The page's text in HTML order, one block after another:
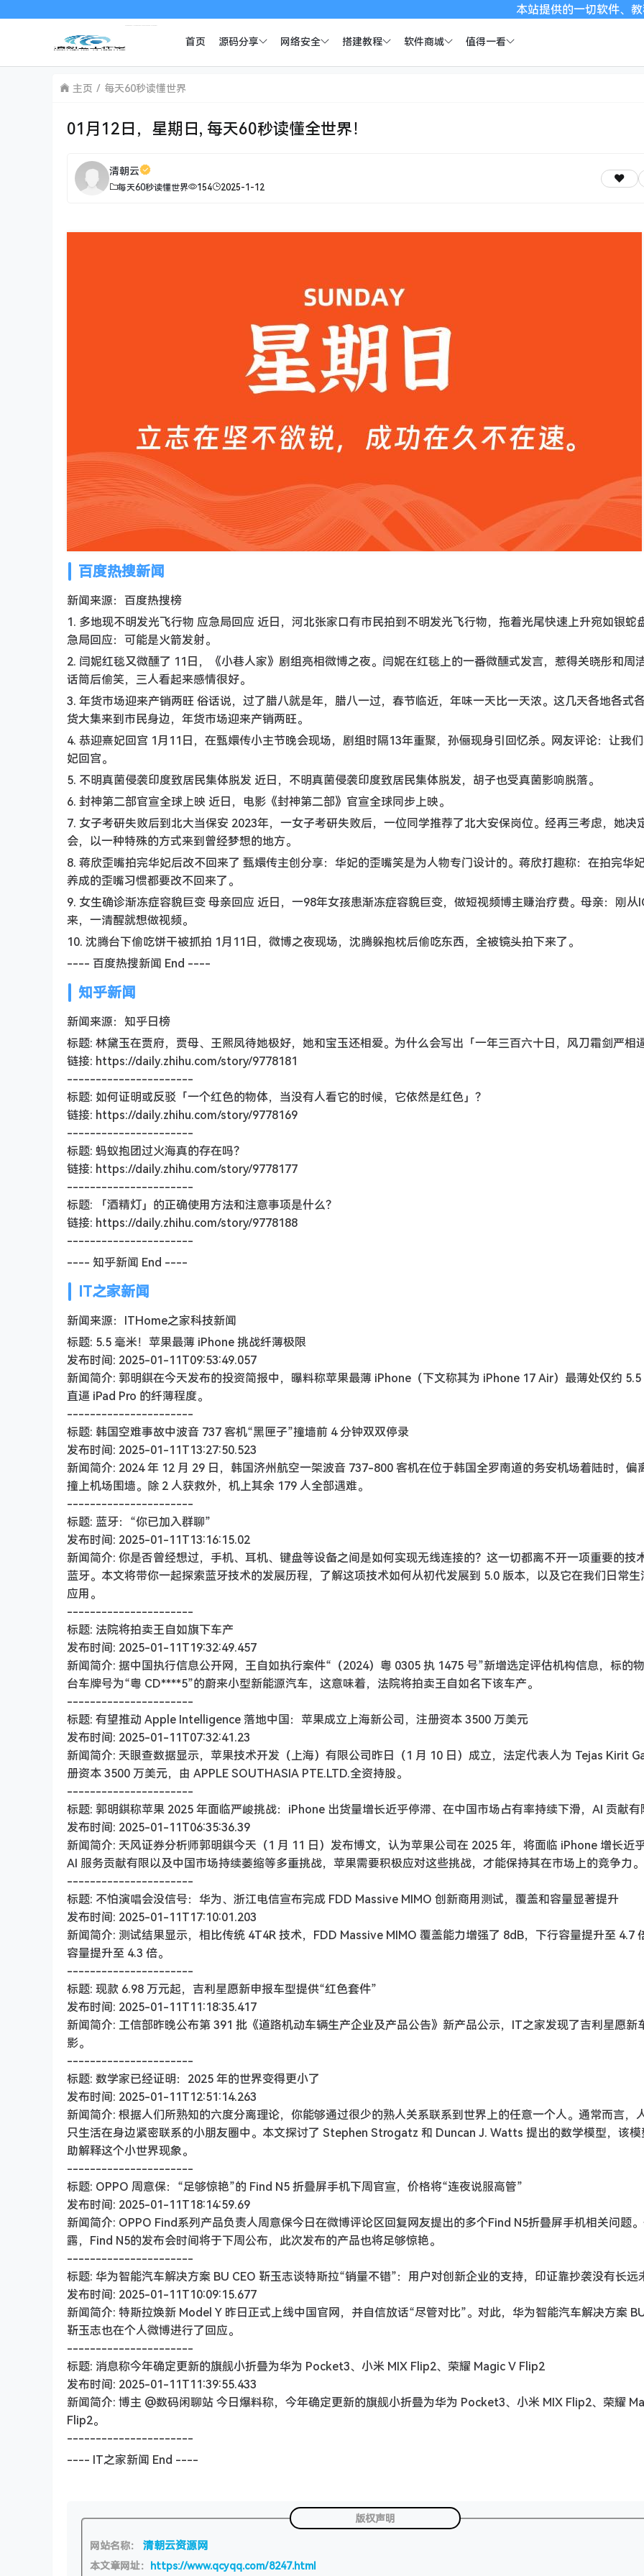
本站提供的一切软件、教程和内容信
首页 源码分享 网络安全 搭建教程 软件商城 值得一看
主页 每天60秒读懂世界
01月12日，星期日, 每天60秒读懂全世界！
清朝云
每天60秒读懂世界 154 2025-1-12
百度热搜新闻
新闻来源：百度热搜榜
1. 多地现不明发光飞行物 应急局回应 近日，河北张家口有市民拍到不明发光飞行物，拖着光尾快速上升宛如银蛇
急局回应：可能是火箭发射。
2. 闫妮红毯又微醺了 11日，《小巷人家》剧组亮相微博之夜。闫妮在红毯上的一番微醺式发言，惹得关晓彤和周
话筒后偷笑，三人看起来感情很好。
3. 年货市场迎来产销两旺 俗话说，过了腊八就是年，腊八一过，春节临近，年味一天比一天浓。这几天各地各式
货大集来到市民身边，年货市场迎来产销两旺。
4. 恭迎熹妃回宫 1月11日，在甄嬛传小主节晚会现场，剧组时隔13年重聚，孙俪现身引回忆杀。网友评论：让我
妃回宫。
5. 不明真菌侵袭印度致居民集体脱发 近日，不明真菌侵袭印度致居民集体脱发，胡子也受真菌影响脱落。
6. 封神第二部官宣全球上映 近日，电影《封神第二部》官宣全球同步上映。
7. 女子考研失败后到北大当保安 2023年，一女子考研失败后，一位同学推荐了北大安保岗位。经再三考虑，她决
会，以一种特殊的方式来到曾经梦想的地方。
8. 蒋欣歪嘴拍完华妃后改不回来了 甄嬛传主创分享：华妃的歪嘴笑是为人物专门设计的。蒋欣打趣称：在拍完华
养成的歪嘴习惯都要改不回来了。
9. 女生确诊渐冻症容貌巨变 母亲回应 近日，一98年女孩患渐冻症容貌巨变，做短视频博主赚治疗费。母亲：刚从
来，一清醒就想做视频。
10. 沈腾台下偷吃饼干被抓拍 1月11日，微博之夜现场，沈腾躲抱枕后偷吃东西，全被镜头拍下来了。
---- 百度热搜新闻 End ----
知乎新闻
新闻来源：知乎日榜
标题: 林黛玉在贾府，贾母、王熙凤待她极好，她和宝玉还相爱。为什么会写出「一年三百六十日，风刀霜剑严相
链接: https://daily.zhihu.com/story/9778181
----------------------
标题: 如何证明或反驳「一个红色的物体，当没有人看它的时候，它依然是红色」？
链接: https://daily.zhihu.com/story/9778169
----------------------
标题: 蚂蚁抱团过火海真的存在吗？
链接: https://daily.zhihu.com/story/9778177
----------------------
标题: 「酒精灯」的正确使用方法和注意事项是什么？
链接: https://daily.zhihu.com/story/9778188
----------------------
---- 知乎新闻 End ----
IT之家新闻
新闻来源：ITHome之家科技新闻
标题: 5.5 毫米！苹果最薄 iPhone 挑战纤薄极限
发布时间: 2025-01-11T09:53:49.057
新闻简介: 郭明錤在今天发布的投资简报中，曝料称苹果最薄 iPhone（下文称其为 iPhone 17 Air）最薄处仅约
直逼 iPad Pro 的纤薄程度。
----------------------
标题: 韩国空难事故中波音 737 客机“黑匣子”撞墙前 4 分钟双双停录
发布时间: 2025-01-11T13:27:50.523
新闻简介: 2024 年 12 月 29 日，韩国济州航空一架波音 737-800 客机在位于韩国全罗南道的务安机场着陆时，偏
撞上机场围墙。除 2 人获救外，机上其余 179 人全部遇难。
----------------------
标题: 蓝牙：“你已加入群聊”
发布时间: 2025-01-11T13:16:15.02
新闻简介: 你是否曾经想过，手机、耳机、键盘等设备之间是如何实现无线连接的？这一切都离不开一项重要的
蓝牙。本文将带你一起探索蓝牙技术的发展历程，了解这项技术如何从初代发展到 5.0 版本，以及它在我们日常生
应用。
----------------------
标题: 法院将拍卖王自如旗下车产
发布时间: 2025-01-11T19:32:49.457
新闻简介: 据中国执行信息公开网，王自如执行案件“（2024）粤 0305 执 1475 号”新增选定评估机构信息，标的
台车牌号为“粤 CD****5”的蔚来小型新能源汽车，这意味着，法院将拍卖王自如名下该车产。
----------------------
标题: 有望推动 Apple Intelligence 落地中国：苹果成立上海新公司，注册资本 3500 万美元
发布时间: 2025-01-11T07:32:41.23
新闻简介: 天眼查数据显示，苹果技术开发（上海）有限公司昨日（1 月 10 日）成立，法定代表人为 Tejas Kirit
册资本 3500 万美元，由 APPLE SOUTHASIA PTE.LTD.全资持股。
----------------------
标题: 郭明錤称苹果 2025 年面临严峻挑战：iPhone 出货量增长近乎停滞、在中国市场占有率持续下滑，AI 贡献有
发布时间: 2025-01-11T06:35:36.39
新闻简介: 天风证券分析师郭明錤今天（1 月 11 日）发布博文，认为苹果公司在 2025 年，将面临 iPhone 增长近
AI 服务贡献有限以及中国市场持续萎缩等多重挑战，苹果需要积极应对这些挑战，才能保持其在市场上的竞争力。
----------------------
标题: 不怕演唱会没信号：华为、浙江电信宣布完成 FDD Massive MIMO 创新商用测试，覆盖和容量显著提升
发布时间: 2025-01-11T17:10:01.203
新闻简介: 测试结果显示，相比传统 4T4R 技术，FDD Massive MIMO 覆盖能力增强了 8dB，下行容量提升至 4.7
容量提升至 4.3 倍。
----------------------
标题: 现款 6.98 万元起，吉利星愿新申报车型提供“红色套件”
发布时间: 2025-01-11T11:18:35.417
新闻简介: 工信部昨晚公布第 391 批《道路机动车辆生产企业及产品公告》新产品公示，IT之家发现了吉利星愿新
影。
----------------------
标题: 数学家已经证明：2025 年的世界变得更小了
发布时间: 2025-01-11T12:51:14.263
新闻简介: 根据人们所熟知的六度分离理论，你能够通过很少的熟人关系联系到世界上的任意一个人。通常而言，
只生活在身边紧密联系的小朋友圈中。本文探讨了 Stephen Strogatz 和 Duncan J. Watts 提出的数学模型，该模
助解释这个小世界现象。
----------------------
标题: OPPO 周意保：“足够惊艳”的 Find N5 折叠屏手机下周官宣，价格将“连夜说服高管”
发布时间: 2025-01-11T18:14:59.69
新闻简介: OPPO Find系列产品负责人周意保今日在微博评论区回复网友提出的多个Find N5折叠屏手机相关问题
露，Find N5的发布会时间将于下周公布，此次发布的产品也将足够惊艳。
----------------------
标题: 华为智能汽车解决方案 BU CEO 靳玉志谈特斯拉“销量不错”：用户对创新企业的支持，印证靠抄袭没有长远
发布时间: 2025-01-11T10:09:15.677
新闻简介: 特斯拉焕新 Model Y 昨日正式上线中国官网，并自信放话“尽管对比”。对此，华为智能汽车解决方案
靳玉志也在个人微博进行了回应。
----------------------
标题: 消息称今年确定更新的旗舰小折叠为华为 Pocket3、小米 MIX Flip2、荣耀 Magic V Flip2
发布时间: 2025-01-11T11:39:55.433
新闻简介: 博主 @数码闲聊站 今日爆料称，今年确定更新的旗舰小折叠为华为 Pocket3、小米 MIX Flip2、荣耀
Flip2。
----------------------
---- IT之家新闻 End ----
版权声明
网站名称： 清朝云资源网
本文章网址： https://www.qcyqq.com/8247.html